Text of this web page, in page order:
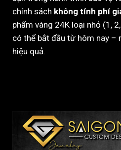
chính sách không tính phí
phẩm vàng 24K loại nhỏ (1,
có thể bắt đầu từ hôm nay –
hiệu quả.